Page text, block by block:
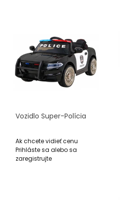
Vozidlo Super-Polícia
Ak chcete vidieť cenu
Prihláste sa alebo sa
zaregistrujte